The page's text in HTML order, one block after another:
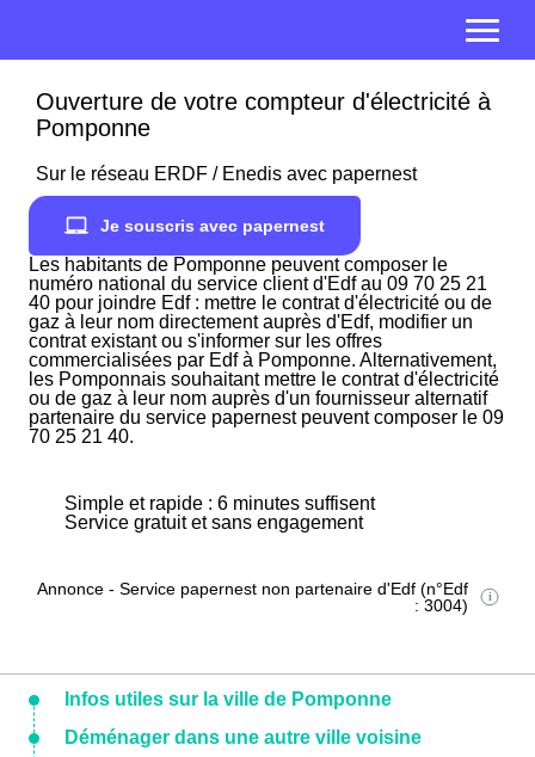
Ouverture de votre compteur d'électricité à
Pomponne
Sur le réseau ERDF / Enedis avec papernest
Je souscris avec papernest
Les habitants de Pomponne peuvent composer le
numéro national du service client d'Edf au 09 70 25 21
40 pour joindre Edf : mettre le contrat d'électricité ou de
gaz à leur nom directement auprès d'Edf, modifier un
contrat existant ou s'informer sur les offres
commercialisées par Edf à Pomponne. Alternativement,
les Pomponnais souhaitant mettre le contrat d'électricité
ou de gaz à leur nom auprès d'un fournisseur alternatif
partenaire du service papernest peuvent composer le 09
70 25 21 40.
Simple et rapide : 6 minutes suffisent
Service gratuit et sans engagement
Annonce - Service papernest non partenaire d'Edf (n°Edf
: 3004)
Infos utiles sur la ville de Pomponne
Déménager dans une autre ville voisine